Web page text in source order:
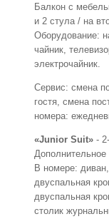
Балкон с
и 2 стула / на
Оборудование:
чайник,
электрочайник.
Сервис: смена
гостя, смена
номера:
«Junior Suit» -
В номере:
двуспальная
двуспальная
столик